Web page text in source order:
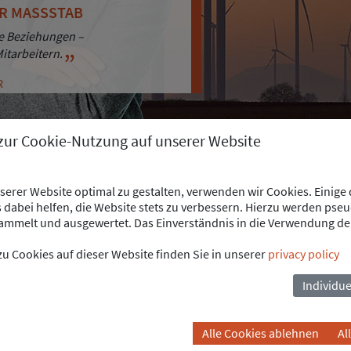
MASSSTAB
Beziehungen –
ANSPRÜCHE
IN AMERIKA
wir von unserem INP Standort in Atlanta aus unsere Kunden
Anlagenbau sowie Infrastruktur und Energiewirtschaft.
Partnerschaft mit Eurolatina Ltda. im Jahr 2011 begründet.
ENER Futura unterstützt.
Cookie-Nutzung auf unserer Website
Website optimal zu gestalten, verwenden wir Cookies.
helfen, die Website stets zu verbessern. Hierzu werden
und ausgewertet. Das Einverständnis in die Verwendung
Cookies auf dieser Website finden Sie in unserer privacy policy
Alle Cookies ablehnen